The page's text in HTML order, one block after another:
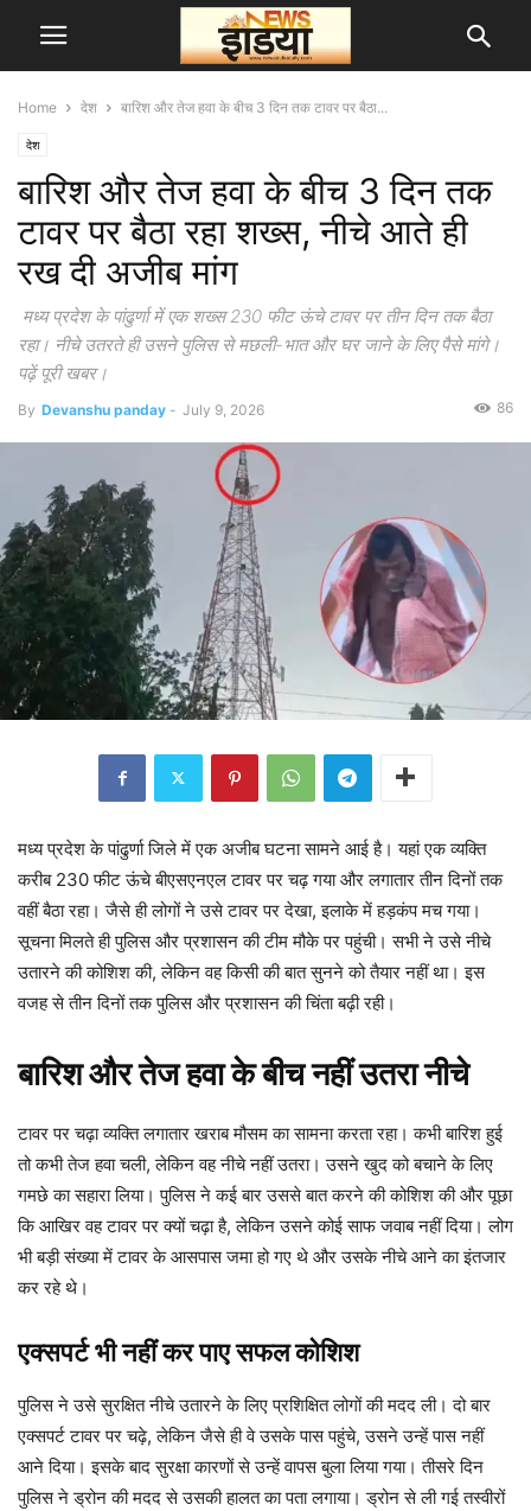
Home देश बारिश और तेज हवा के बीच 3 दिन तक टावर पर बैठा...
देश
बारिश और तेज हवा के बीच 3 दिन तक
टावर पर बैठा रहा शख्स, नीचे आते ही
रख दी अजीब मांग
मध्य प्रदेश के पांढुर्णा में एक शख्स 230 फीट ऊंचे टावर पर तीन दिन तक बैठा
रहा। नीचे उतरते ही उसने पुलिस से मछली-भात और घर जाने के लिए पैसे मांगे।
पढ़ें पूरी खबर।
By Devanshu panday - July 9, 2026 86
मध्य प्रदेश के पांढुर्णा जिले में एक अजीब घटना सामने आई है। यहां एक व्यक्ति
करीब 230 फीट ऊंचे बीएसएनएल टावर पर चढ़ गया और लगातार तीन दिनों तक
वहीं बैठा रहा। जैसे ही लोगों ने उसे टावर पर देखा, इलाके में हड़कंप मच गया।
सूचना मिलते ही पुलिस और प्रशासन की टीम मौके पर पहुंची। सभी ने उसे नीचे
उतारने की कोशिश की, लेकिन वह किसी की बात सुनने को तैयार नहीं था। इस
वजह से तीन दिनों तक पुलिस और प्रशासन की चिंता बढ़ी रही।
बारिश और तेज हवा के बीच नहीं उतरा नीचे
टावर पर चढ़ा व्यक्ति लगातार खराब मौसम का सामना करता रहा। कभी बारिश हुई
तो कभी तेज हवा चली, लेकिन वह नीचे नहीं उतरा। उसने खुद को बचाने के लिए
गमछे का सहारा लिया। पुलिस ने कई बार उससे बात करने की कोशिश की और पूछा
कि आखिर वह टावर पर क्यों चढ़ा है, लेकिन उसने कोई साफ जवाब नहीं दिया। लोग
भी बड़ी संख्या में टावर के आसपास जमा हो गए थे और उसके नीचे आने का इंतजार
कर रहे थे।
एक्सपर्ट भी नहीं कर पाए सफल कोशिश
पुलिस ने उसे सुरक्षित नीचे उतारने के लिए प्रशिक्षित लोगों की मदद ली। दो बार
एक्सपर्ट टावर पर चढ़े, लेकिन जैसे ही वे उसके पास पहुंचे, उसने उन्हें पास नहीं
आने दिया। इसके बाद सुरक्षा कारणों से उन्हें वापस बुला लिया गया। तीसरे दिन
पुलिस ने ड्रोन की मदद से उसकी हालत का पता लगाया। ड्रोन से ली गई तस्वीरों